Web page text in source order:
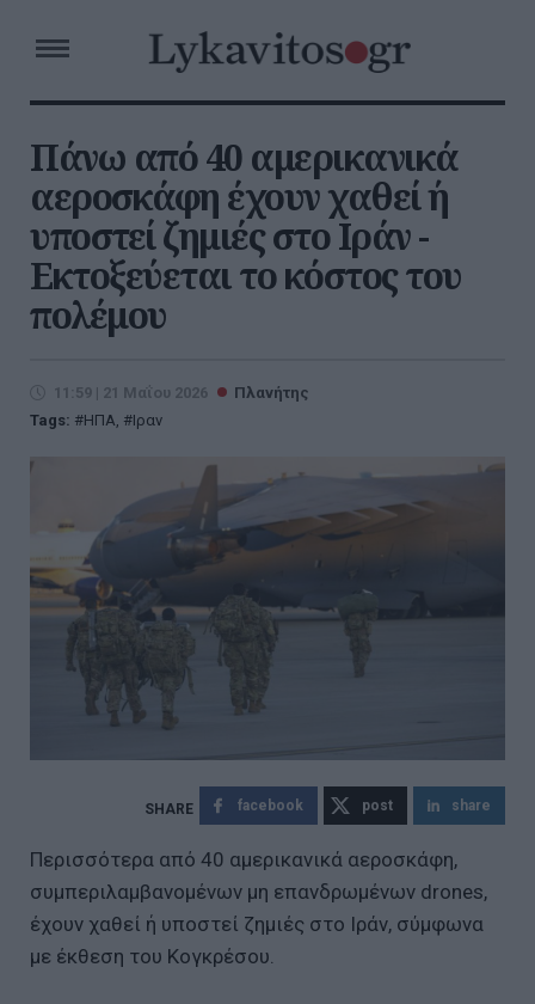
Πάνω από 40 αμερικανικά
αεροσκάφη έχουν χαθεί ή
υποστεί ζημιές στο Ιράν -
Εκτοξεύεται το κόστος του
πολέμου
11:59 | 21 Μαΐου 2026
Πλανήτης
Tags:
ΗΠΑ, Ιραν
facebook post share
Περισσότερα από 40 αμερικανικά αεροσκάφη,
συμπεριλαμβανομένων μη επανδρωμένων drones,
έχουν χαθεί ή υποστεί ζημιές στο Ιράν, σύμφωνα
με έκθεση του Κογκρέσου.